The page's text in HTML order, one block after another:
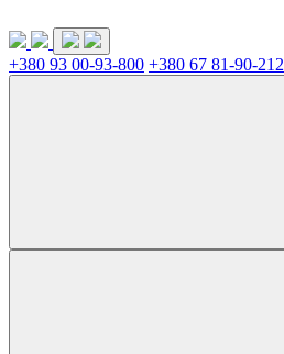
+380 93 00-93-800 +380 67 81-90-212